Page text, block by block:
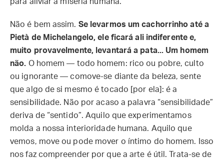
Não é bem assim. Se levarmos um cachorrinho até a
Pietà de Michelangelo, ele ficará ali indiferente e,
muito provavelmente, levantará a pata... Um homem
não. O homem — todo homem: rico ou pobre, culto
ou ignorante — comove-se diante da beleza, sente
que algo de si mesmo é tocado [por ela]: é a
sensibilidade. Não por acaso a palavra “sensibilidade”
deriva de “sentido”. Aquilo que experimentamos
molda a nossa interioridade humana. Aquilo que
vemos, move ou pode mover o íntimo do homem. Isso
nos faz compreender por que a arte é útil. Trata-se de